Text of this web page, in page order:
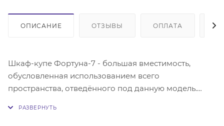
ОПИСАНИЕ ОТЗЫВЫ ОПЛАТА
Шкаф-купе Фортуна-7 - большая вместимость,
обусловленная использованием всего
пространства, отведённого под данную модель.